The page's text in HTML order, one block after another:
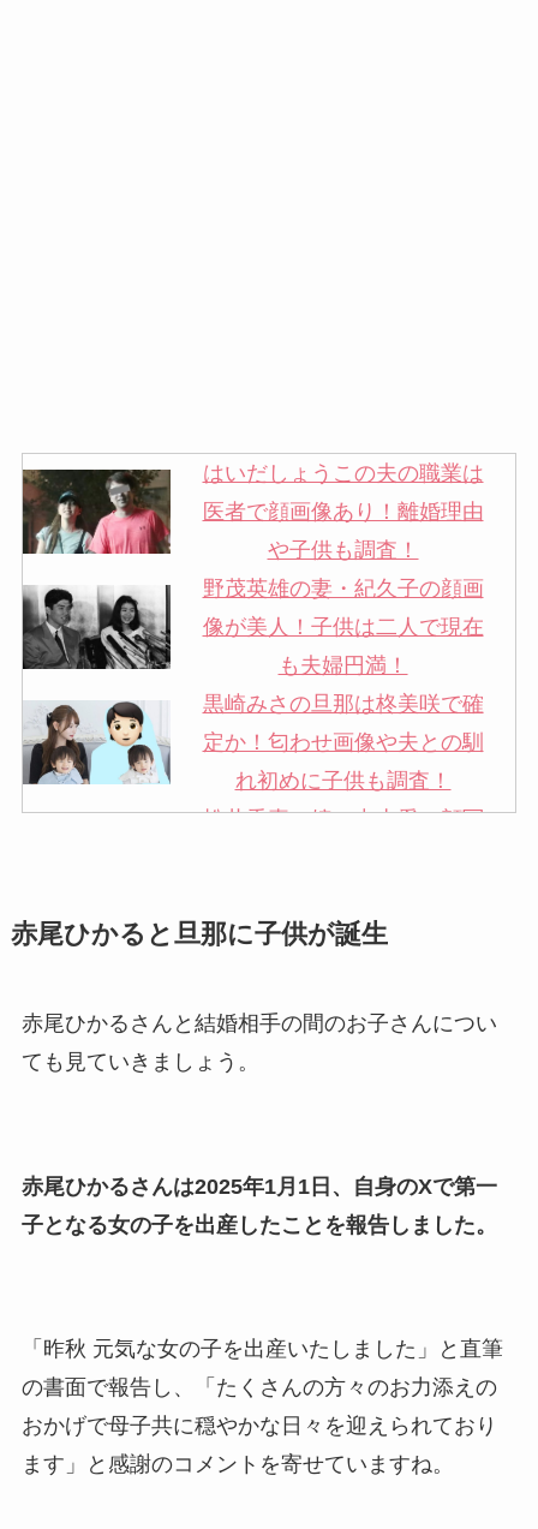
はいだしょうこの夫の職業は
医者で顔画像あり！離婚理由
や子供も調査！
野茂英雄の妻・紀久子の顔画
像が美人！子供は二人で現在
も夫婦円満！
黒崎みさの旦那は柊美咲で確
定か！匂わせ画像や夫との馴
れ初めに子供も調査！
松井秀喜の嫁・中山愛の顔写
申真衣の旦那・工藤けんの現
子供も調査！
竹田恒泰の奥さんの顔写真が
顔画像！元嫁との離婚理由や
息子も調査！
情報や離婚の噂も調査！
大川橋蔵の奥さん・真理子は
今も生きてる？息子は俳優で
誰かも調査！
赤尾ひかると旦那に子供が誕生
赤尾ひかるさんと結婚相手の間のお子さんについ
ても見ていきましょう。
赤尾ひかるさんは2025年1月1日、自身のXで第一
子となる女の子を出産したことを報告しました。
「昨秋 元気な女の子を出産いたしました」と直筆
の書面で報告し、「たくさんの方々のお力添えの
おかげで母子共に穏やかな日々を迎えられており
ます」と感謝のコメントを寄せていますね。